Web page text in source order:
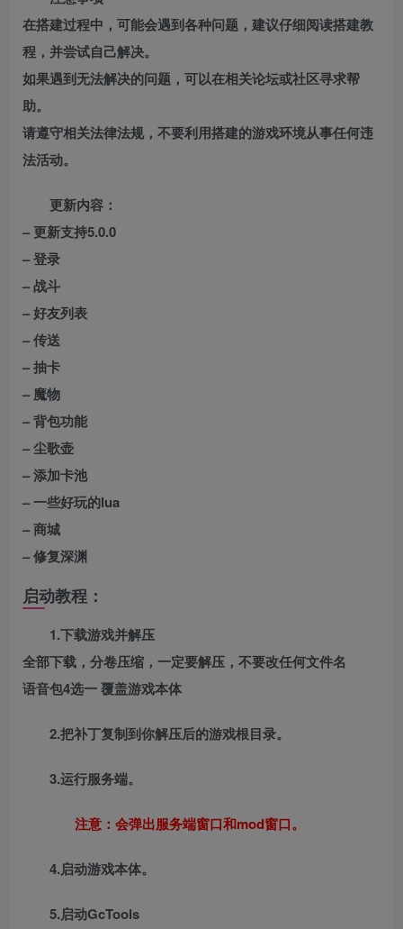
在搭建过程中，可能会遇到各种问题，建议仔细阅读搭建教
程，并尝试自己解决。
如果遇到无法解决的问题，可以在相关论坛或社区寻求帮
助。
请遵守相关法律法规，不要利用搭建的游戏环境从事任何违
法活动。
更新内容：
– 更新支持5.0.0
– 登录
– 战斗
– 好友列表
– 传送
– 抽卡
– 魔物
– 背包功能
– 尘歌壶
– 添加卡池
– 一些好玩的lua
– 商城
– 修复深渊
启动教程：
1.下载游戏并解压
全部下载，分卷压缩，一定要解压，不要改任何文件名
语音包4选一 覆盖游戏本体
2.把补丁复制到你解压后的游戏根目录。
3.运行服务端。
注意：会弹出服务端窗口和mod窗口。
4.启动游戏本体。
5.启动GcTools